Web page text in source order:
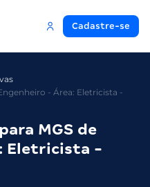
Cadastre-se
- Área: Eletricista -
MGS de
Eletricista -